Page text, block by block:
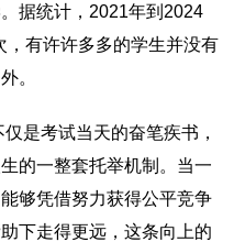
据统计，2021年到2024
有许许多多的学生并没有
。
是考试当天的奋笔疾书，
的一整套托举机制。当一
够凭借努力获得公平竞争
下走得更远，这条向上的